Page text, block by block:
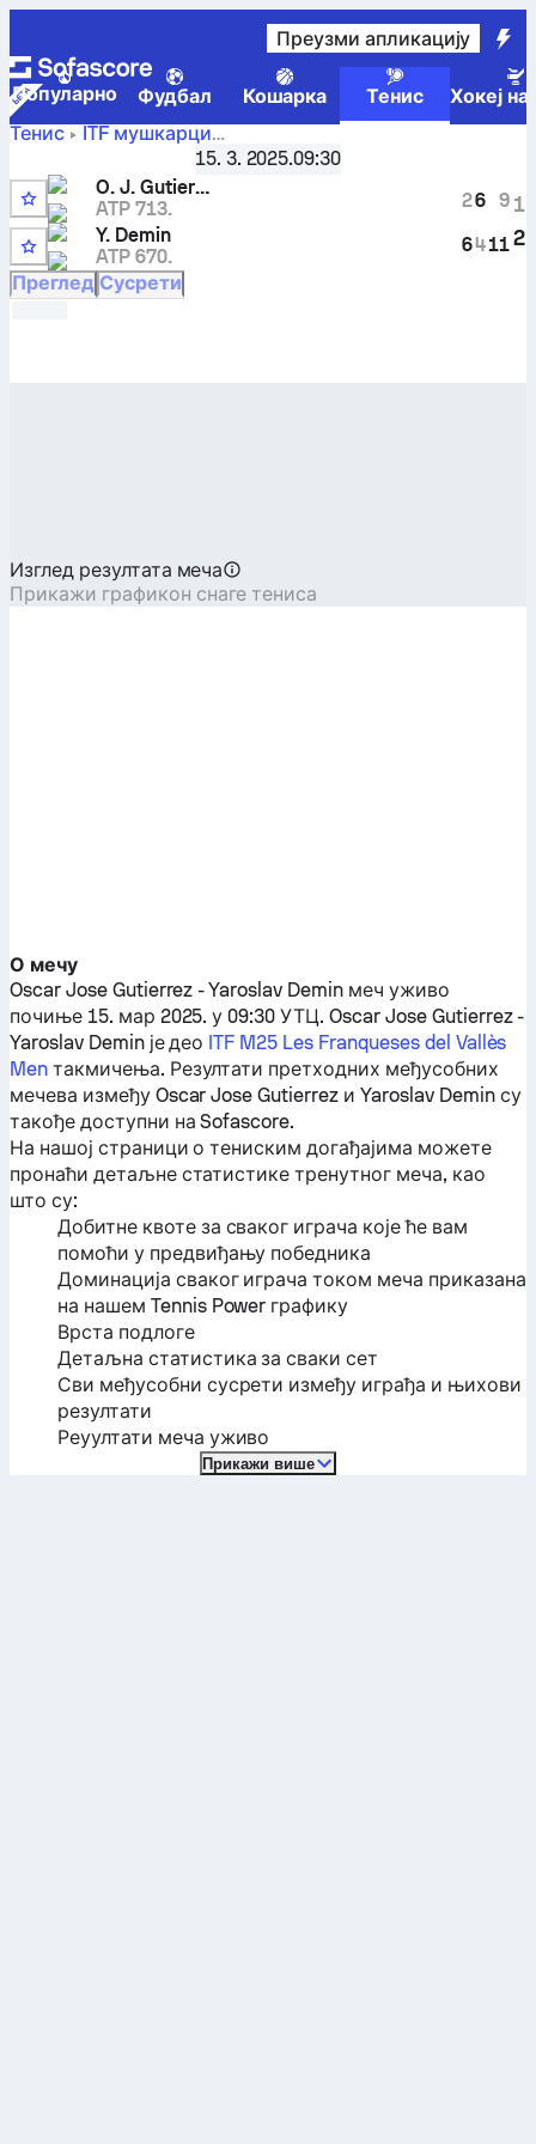
Преузми апликацију
Популарно Фудбал Кошарка Тенис
Хокеј
Тенис
ITF мушкарци
ITF M25 Les Franqueses del Vallès Men
Oscar Jose Gutierrez
уживо и резултати међусобних сусрета
15. 3. 2025.09:30
O. J. Gutierrez
ATP 713.
Y. Demin
ATP 670.
2
6
6
4
9
11
1
2
Преглед Сусрети
Изглед резултата меча
Прикажи графикон снаге тениса
О мечу
Oscar Jose Gutierrez -Yaroslav Deminмеч уживо
почиње 15. мар 2025. у 09:30 УТЦ.Oscar Jose Gutierrez-
Yaroslav Deminје део ITF M25 Les Franqueses del Vallès
Menтакмичења. Резултати претходних међусобних
мечева између Oscar Jose Gutierrez и Yaroslav Deminсу
такође доступни на Sofascore.
На нашој страници о тениским догађајима можете
пронаћи детаљне статистике тренутног меча, као
што су:
Добитне квоте за сваког играча које ће вам
помоћи у предвиђању победника
Доминација сваког играча током меча приказана
на нашем Tennis Power графику
Врста подлоге
Детаљна статистика за сваки сет
Сви међусобни сусрети између играђа и њихови
резултати
Реуултати меча уживо
Прикажи више